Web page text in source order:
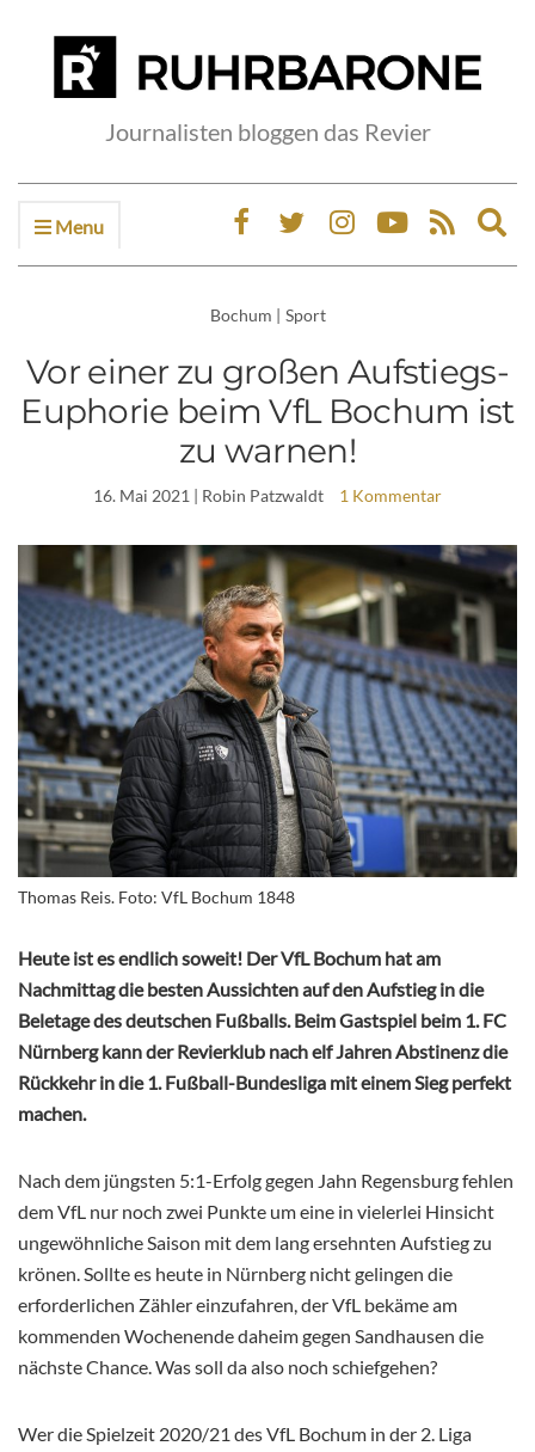
Journalisten bloggen das Revier
Menu
Bochum | Sport
Vor einer zu großen Aufstiegs-
Euphorie beim VfL Bochum ist
zu warnen!
16. Mai 2021 | Robin Patzwaldt 1 Kommentar
Thomas Reis. Foto: VfL Bochum 1848
Heute ist es endlich soweit! Der VfL Bochum hat am
Nachmittag die besten Aussichten auf den Aufstieg in die
Beletage des deutschen Fußballs. Beim Gastspiel beim 1. FC
Nürnberg kann der Revierklub nach elf Jahren Abstinenz die
Rückkehr in die 1. Fußball-Bundesliga mit einem Sieg perfekt
machen.
Nach dem jüngsten 5:1-Erfolg gegen Jahn Regensburg fehlen
dem VfL nur noch zwei Punkte um eine in vielerlei Hinsicht
ungewöhnliche Saison mit dem lang ersehnten Aufstieg zu
krönen. Sollte es heute in Nürnberg nicht gelingen die
erforderlichen Zähler einzufahren, der VfL bekäme am
kommenden Wochenende daheim gegen Sandhausen die
nächste Chance. Was soll da also noch schiefgehen?
Wer die Spielzeit 2020/21 des VfL Bochum in der 2. Liga